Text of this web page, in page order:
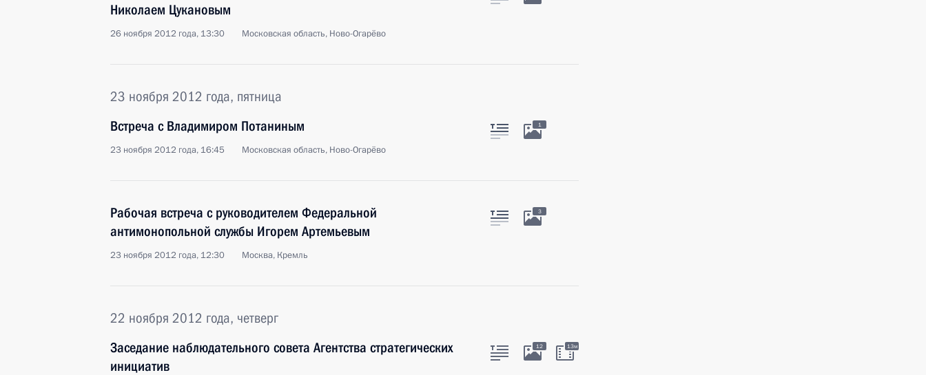
Николаем Цукановым
26 ноября 2012 года, 13:30 Московская область, Ново-Огарёво
23 ноября 2012 года, пятница
Встреча с Владимиром Потаниным
23 ноября 2012 года, 16:45 Московская область, Ново-Огарёво
1
Рабочая встреча с руководителем Федеральной
антимонопольной службы Игорем Артемьевым
23 ноября 2012 года, 12:30 Москва, Кремль
3
22 ноября 2012 года, четверг
Заседание наблюдательного совета Агентства стратегических
инициатив
12 13м